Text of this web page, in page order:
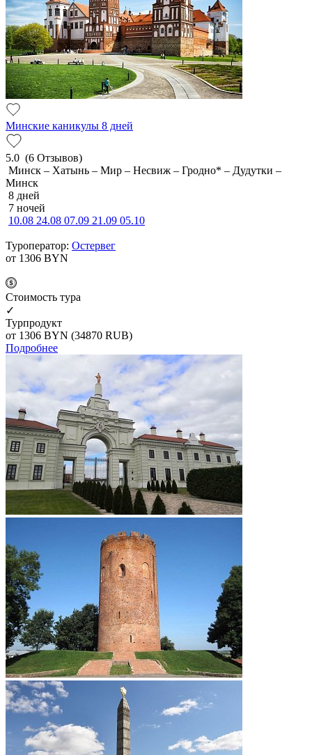
Минские каникулы 8 дней
5.0 (6 Отзывов)
Минск – Хатынь – Мир – Несвиж – Гродно* – Дудутки –
Минск
8 дней
7 ночей
10.08 24.08 07.09 21.09 05.10
Туроператор: Остервег
от 1306 BYN
Cтоимость тура
✓
Турпродукт
от 1306 BYN (34870 RUB)
Подробнее